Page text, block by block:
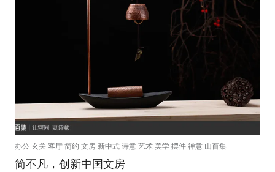
办公 玄关 客厅 简约 文房 新中式 诗意 艺术 美学 摆件 禅意 山百集
简不凡，创新中国文房